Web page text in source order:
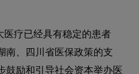
医疗已经具有稳定的患者
南、四川省医保政策的支
鼓励和引导社会资本举办医